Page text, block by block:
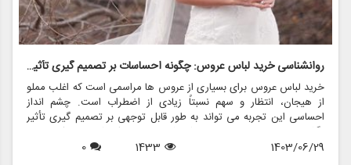
روانشناسی خرید لباس عروس: چگونه احساسات بر تصمیم گیری تأثیر می گذارد
خرید لباس عروس برای بسیاری از عروس ها مراسمی است که اغلب مملو
از هیجان، انتظار و سهم نسبتاً زیادی از اضطراب است. چشم انداز
احساسی این تجربه می تواند به طور قابل توجهی بر تصمیم گیری تأثیر
بگذارد و منجر به انتخاب هایی شود که نه تنها سبک شخصی بلکه عوامل
روانی عمیق تری را نیز منعکس می کند. در این مقاله، روانشناسی خرید
1403/06/29
1433
0